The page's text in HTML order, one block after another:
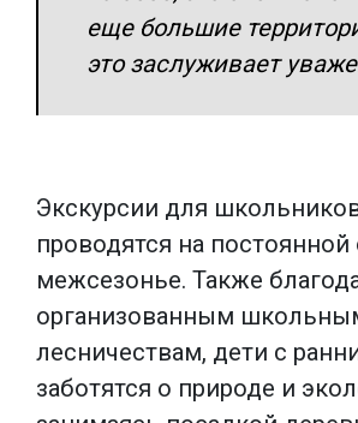
еще большие
это заслуживает
Экскурсии для
проводятся на постоянной
межсезонье. Также
организованным
лесничествам, дети с
заботятся о природе и